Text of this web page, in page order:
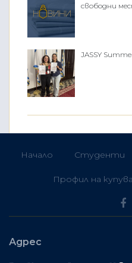
свободни
JASSY
Начало Студенти
Профил на
Адрес